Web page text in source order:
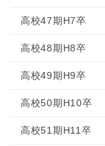
高校47期H7卒
高校48期H8卒
高校49期H9卒
高校50期H10卒
高校51期H11卒